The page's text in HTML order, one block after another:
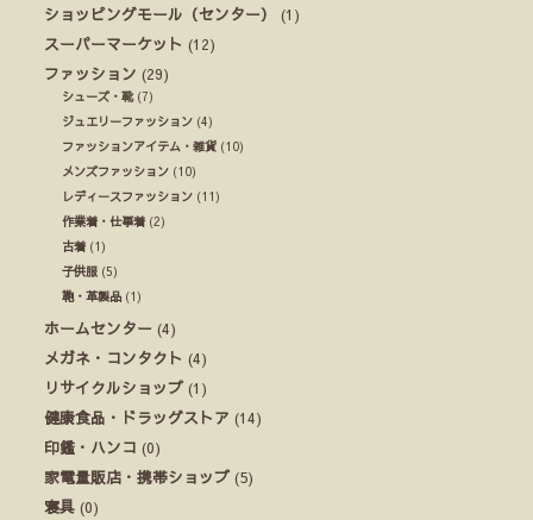
ショッピングモール（センター）
(1)
スーパーマーケット (12)
ファッション (29)
シューズ・靴(7)
ジュエリーファッション (4)
ファッションアイテム・雑貨 (10)
メンズファッション (10)
レディースファッション (11)
作業着・仕事着 (2)
古着 (1)
子供服 (5)
鞄・革製品 (1)
ホームセンター (4)
メガネ・コンタクト (4)
リサイクルショップ (1)
健康食品・ドラッグストア (14)
印鑑・ハンコ (0)
家電量販店・携帯ショップ (5)
寝具 (0)